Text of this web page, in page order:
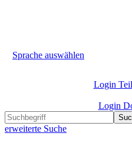
Sprache auswählen
Login
Login
erweiterte Suche